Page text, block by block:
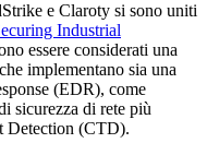
e Claroty si sono uniti
Industrial
essere considerati una
implementano sia una
(EDR), come
sicurezza di rete più
Detection (CTD).